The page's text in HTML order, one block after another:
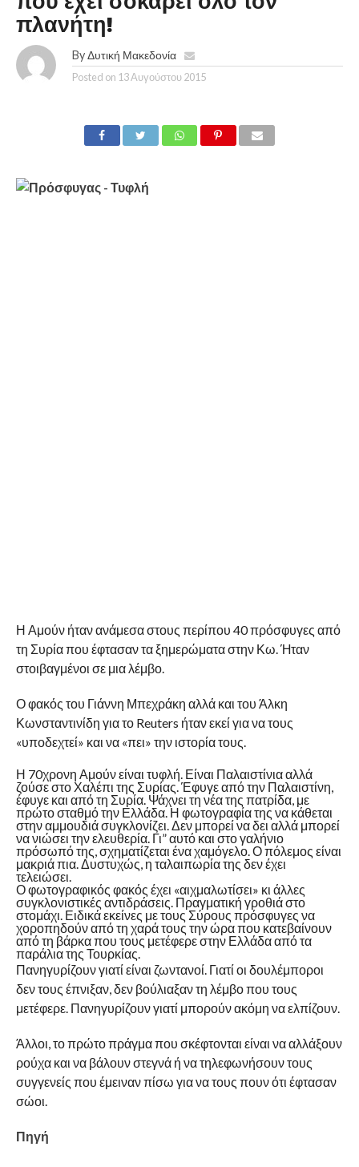
πλανήτη!
By Δυτική Μακεδονία
Posted on 13 Αυγούστου 2015
Η Αμούν ήταν ανάμεσα στους περίπου 40 πρόσφυγες από
τη Συρία που έφτασαν τα ξημερώματα στην Κω. Ήταν
στοιβαγμένοι σε μια λέμβο.
Ο φακός του Γιάννη Μπεχράκη αλλά και του Άλκη
Κωνσταντινίδη για το Reuters ήταν εκεί για να τους
«υποδεχτεί» και να «πει» την ιστορία τους.
Η 70χρονη Αμούν είναι τυφλή. Είναι Παλαιστίνια αλλά
ζούσε στο Χαλέπι της Συρίας. Έφυγε από την Παλαιστίνη,
έφυγε και από τη Συρία. Ψάχνει τη νέα της πατρίδα, με
πρώτο σταθμό την Ελλάδα. Η φωτογραφία της να κάθεται
στην αμμουδιά συγκλονίζει. Δεν μπορεί να δει αλλά μπορεί
να νιώσει την ελευθερία. Γι” αυτό και στο γαλήνιο
πρόσωπό της, σχηματίζεται ένα χαμόγελο. Ο πόλεμος είναι
μακριά πια. Δυστυχώς, η ταλαιπωρία της δεν έχει
τελειώσει.
Ο φωτογραφικός φακός έχει «αιχμαλωτίσει» κι άλλες
συγκλονιστικές αντιδράσεις. Πραγματική γροθιά στο
στομάχι. Ειδικά εκείνες με τους Σύρους πρόσφυγες να
χοροπηδούν από τη χαρά τους την ώρα που κατεβαίνουν
από τη βάρκα που τους μετέφερε στην Ελλάδα από τα
παράλια της Τουρκίας.
Πανηγυρίζουν γιατί είναι ζωντανοί. Γιατί οι δουλέμποροι
δεν τους έπνιξαν, δεν βούλιαξαν τη λέμβο που τους
μετέφερε. Πανηγυρίζουν γιατί μπορούν ακόμη να ελπίζουν.
Άλλοι, το πρώτο πράγμα που σκέφτονται είναι να αλλάξουν
ρούχα και να βάλουν στεγνά ή να τηλεφωνήσουν τους
συγγενείς που έμειναν πίσω για να τους πουν ότι έφτασαν
σώοι.
Πηγή